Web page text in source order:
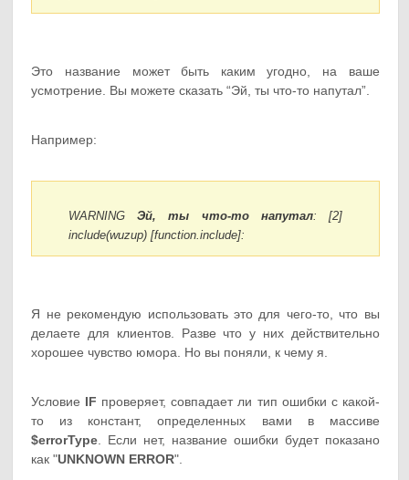
Это название может быть каким угодно, на ваше
усмотрение. Вы можете сказать “Эй, ты что-то напутал”.
Например:
WARNINGЭй, ты что-то напутал: [2]
include(wuzup) [function.include]:
Я не рекомендую использовать это для чего-то, что вы
делаете для клиентов. Разве что у них действительно
хорошее чувство юмора. Но вы поняли, к чему я.
Условие IF проверяет, совпадает ли тип ошибки с какой-
то из констант, определенных вами в массиве
$errorType . Если нет, название ошибки будет показано
как "UNKNOWN ERROR".